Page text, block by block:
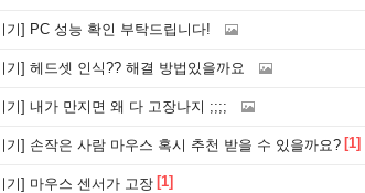
기] PC 성능 확인 부탁드립니다!
기] 헤드셋 인식?? 해결 방법있을까요
기] 내가 만지면 왜 다 고장나지 ;;;;
기] 손작은 사람 마우스 혹시 추천 받을 수 있을까요? [1]
기] 마우스 센서가 고장 [1]